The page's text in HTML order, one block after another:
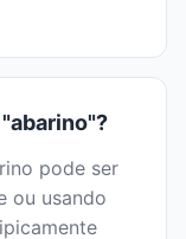
pode ser
ou usando